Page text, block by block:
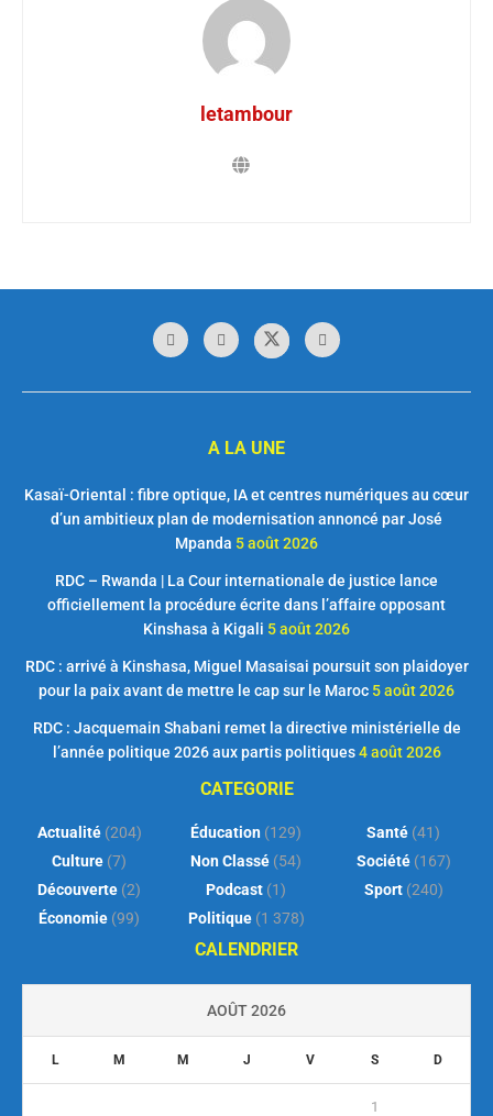
letambour
A LA UNE
Kasaï-Oriental : fibre optique, IA et centres numériques au cœur
d’un ambitieux plan de modernisation annoncé par José
Mpanda 5 août 2026
RDC – Rwanda | La Cour internationale de justice lance
officiellement la procédure écrite dans l’affaire opposant
Kinshasa à Kigali 5 août 2026
RDC : arrivé à Kinshasa, Miguel Masaisai poursuit son plaidoyer
pour la paix avant de mettre le cap sur le Maroc 5 août 2026
RDC : Jacquemain Shabani remet la directive ministérielle de
l’année politique 2026 aux partis politiques 4 août 2026
CATEGORIE
Actualité(204)
Culture (7)
Découverte (2)
Économie (99)
Éducation (129)
Non Classé (54)
Podcast (1)
Politique(1 378)
Santé (41)
Société(167)
Sport(240)
CALENDRIER
AOÛT 2026
L M M J V S D
1